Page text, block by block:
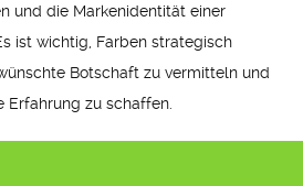
und die Markenidentität einer
ist wichtig, Farben strategisch
Botschaft zu vermitteln und
Erfahrung zu schaffen.